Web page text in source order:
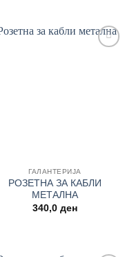
ГАЛАНТЕРИЈА
РОЗЕТНА ЗА КАБЛИ
МЕТАЛНА
340,0 ден